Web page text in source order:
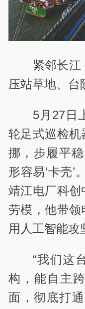
紧邻长
压站草地、台
5月27日
轮足式巡检机
挪，步履平
形容易‘卡壳’
靖江电厂科创
劳模，他带领
用人工智能攻
“我们这
构，能自主
面，彻底打